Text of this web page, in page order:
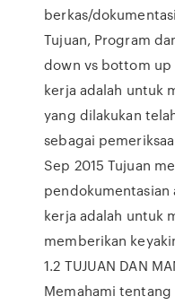
berkas/
Tujuan, Program
down vs bottom
kerja adalah untuk
yang dilakukan
sebagai
Sep 2015 Tujuan
kerja adalah untuk
memberikan
1.2 TUJUAN DAN
Memahami tentang